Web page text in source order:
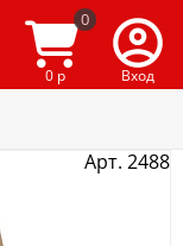
0
0 р Вход
Арт. 2488